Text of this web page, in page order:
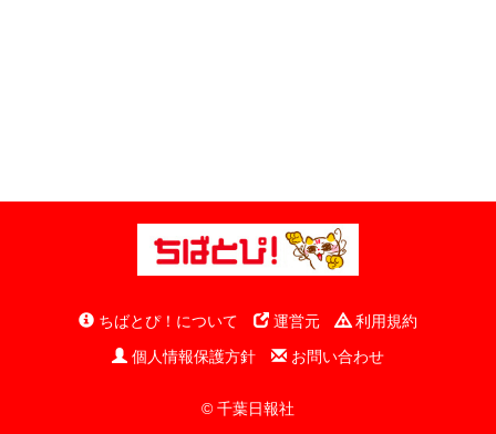
ちばとぴ！について 運営元
利用規約
個人情報保護方針
お問い合わせ
© 千葉日報社